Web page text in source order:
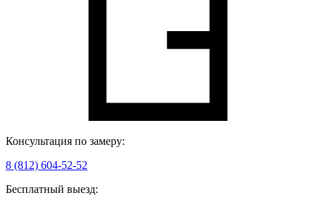
Консультация по замеру:
8 (812) 604-52-52
Бесплатный выезд: